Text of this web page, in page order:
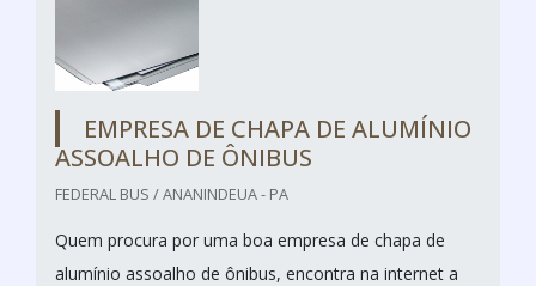
EMPRESA DE CHAPA DE ALUMÍNIO
ASSOALHO DE ÔNIBUS
FEDERAL BUS / ANANINDEUA - PA
Quem procura por uma boa empresa de chapa de
alumínio assoalho de ônibus, encontra na internet a